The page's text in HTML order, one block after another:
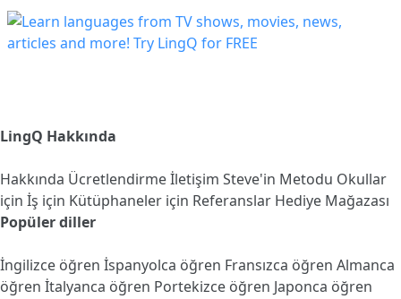
LingQ Hakkında
Hakkında Ücretlendirmeİletişim Steve'in Metodu Okullar
için İş için Kütüphaneler için Referanslar Hediye Mağazası
Popüler diller
İngilizce öğren İspanyolca öğren Fransızca öğren Almanca
öğren İtalyanca öğren Portekizce öğren Japonca öğren